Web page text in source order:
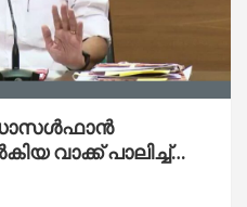
വാക്ക് പാലിച്ച്
പദ്ധതിക്ക്